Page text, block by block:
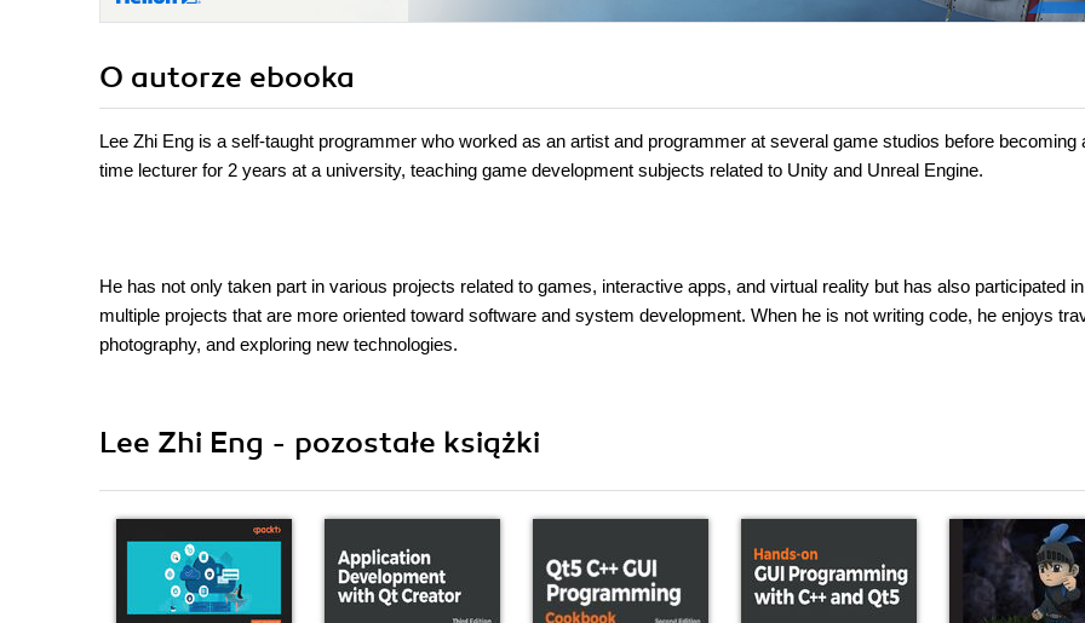
O autorze ebooka
Lee Zhi Eng is a self-taught programmer who worked as an artist and programmer at several game studios before becoming
time lecturer for 2 years at a university, teaching game development subjects related to Unity and Unreal Engine.
He has not only taken part in various projects related to games, interactive apps, and virtual reality but has also participated in
multiple projects that are more oriented toward software and system development. When he is not writing code, he enjoys
photography, and exploring new technologies.
Lee Zhi Eng - pozostałe książki